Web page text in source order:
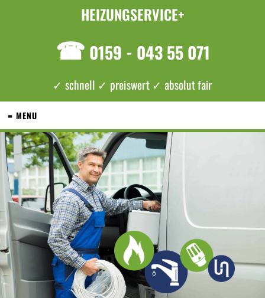
HEIZUNGSERVICE+
☎ 0159 - 043 55 071
✓ schnell ✓ preiswert ✓ absolut fair
≡ MENU